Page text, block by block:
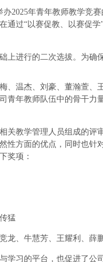
2025年青年教师教学竞
通过“以赛促教、以赛促
上进行的二次选拔。为
、温杰、刘豪、董瀚萱、
青年教师队伍中的骨干
关教学管理人员组成的
性方面的优点，同时也
奖项：
猛
龙、牛慧芳、王耀利、薛
学习的平台，也促进了